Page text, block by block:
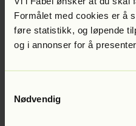
Formålet med cookies er å
føre statistikk, og løpende
og i annonser for å
Nødvendig